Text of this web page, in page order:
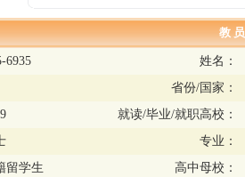
教
6935 姓名：
省份/国家：
就读/毕业/就职高校：
专业：
学生
高中母校：